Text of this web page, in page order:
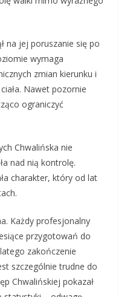
na jej poruszanie się po
wymaga
zmian kierunku i
Nawet pozornie
ograniczyć
Chwalińska nie
nad nią kontrolę.
charakter, który od lat
Każdy profesjonalny
przygotowań do
zakończenie
szczególnie trudne do
Chwalińskiej pokazał